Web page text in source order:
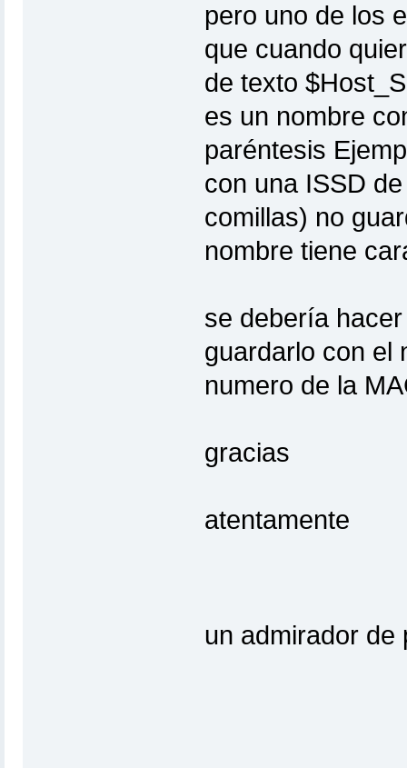
pero uno de los
que cuando
de texto
es un nombre
paréntesis
con una ISSD
comillas) no
nombre tiene
se debería
guardarlo con el
numero de la
gracias
atentamente
un admirador